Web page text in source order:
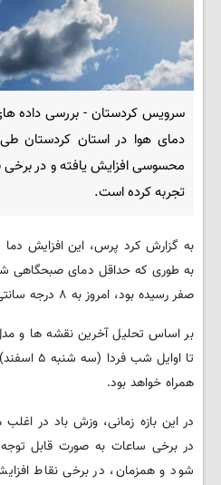
سرویس کردستان - بررسی داده
تجربه کرده است.
به گزارش کرد پرس، این افزایش دما
به طوری که حداقل دمای صبحگاهی
صفر رسیده بود، امروز به ۸ درجه سانتی گراد افزایش یافته است.
بر اساس تحلیل آخرین نقشه ها و
تا اوایل
همراه خواهد بود.
در این بازه زمانی، وزش باد در
در برخی ساعات به صورت قابل
شود و همزمان، در برخی نقاط